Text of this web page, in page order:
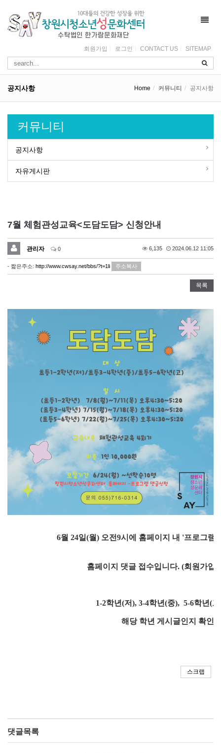
회원가입 로그인 CONTACT US SITEMAP
공지사항 Home 커뮤니티 공지사항
커뮤니티
공지사항
자유게시판
7월 체험관성교육<도담도담> 신청안내
관리자 0 6,135 2024.06.12 11:05
- 짧은주소: http://www.cwsay.net/bbs/?t=1li 주소복사
목록
6월 24일(월) 오전9시에 홈페이지 내 '프로그램
홈페이지 댓글 접수입니다. (회원가입
1-2학년(저), 3-4학년(중), 5-6학년(
해당 학년 게시글인지 확인
스크랩
댓글목록